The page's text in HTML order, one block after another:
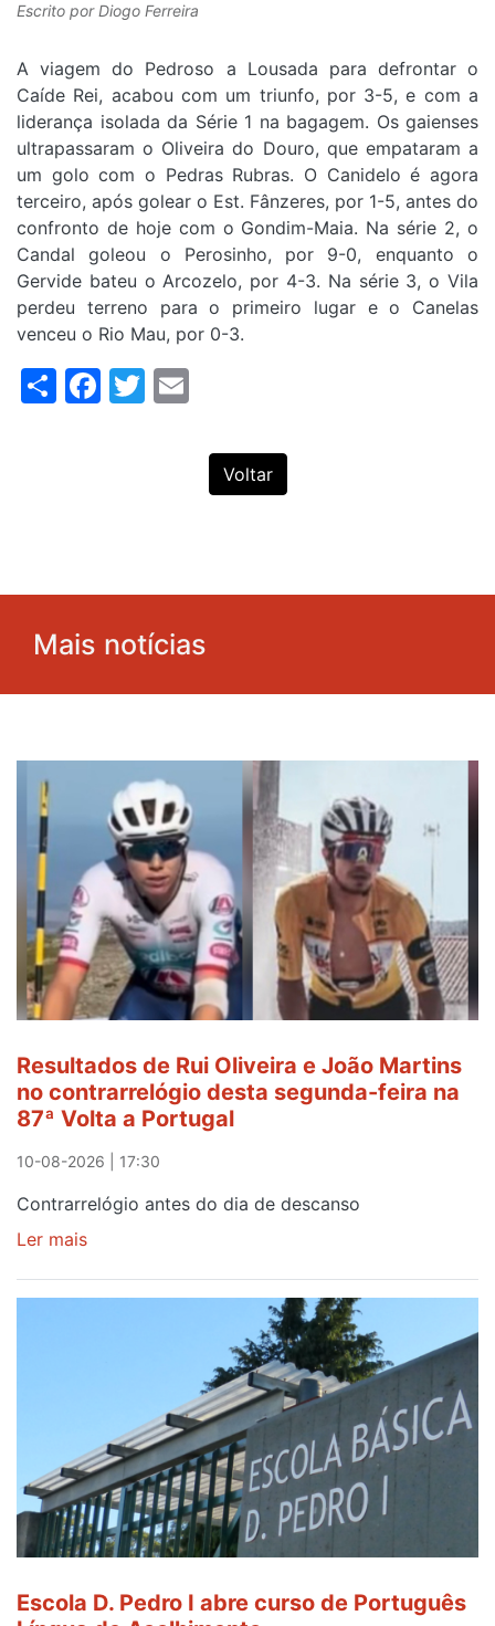
Escrito porDiogo Ferreira
A viagem do Pedroso a Lousada para defrontar o
Caíde Rei, acabou com um triunfo, por 3-5, e com a
liderança isolada da Série 1 na bagagem. Os gaienses
ultrapassaram o Oliveira do Douro, que empataram a
um golo com o Pedras Rubras. O Canidelo é agora
terceiro, após golear o Est. Fânzeres, por 1-5, antes do
confronto de hoje com o Gondim-Maia. Na série 2, o
Candal goleou o Perosinho, por 9-0, enquanto o
Gervide bateu o Arcozelo, por 4-3. Na série 3, o Vila
perdeu terreno para o primeiro lugar e o Canelas
venceu o Rio Mau, por 0-3.
ShareFacebook
Twitter
Voltar
Mais notícias
Resultados de Rui Oliveira e João Martins
no contrarrelógio desta segunda-feira na
87ª Volta a Portugal
10-08-2026 | 17:30
Contrarrelógio antes do dia de descanso
Ler mais
Martins
no
contrarrelógio
desta
segunda-
feira
87ª
Escola D. Pedro I abre curso de Português